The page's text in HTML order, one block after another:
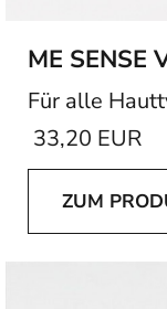
ME SENSE
Für alle
33,20 EUR
ZUM